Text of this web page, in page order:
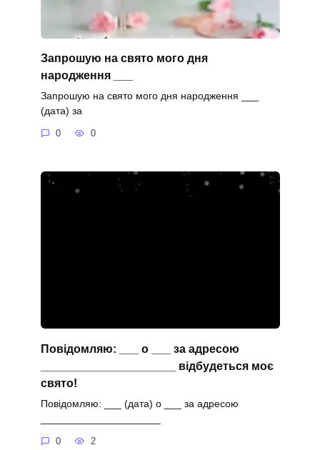
Запрошую на свято мого дня
народження ___
Запрошую на свято мого дня народження ___
(дата) за
0 0
Повідомляю: ___ о ___ за адресою
_____________________ відбудеться моє
свято!
Повідомляю: ___ (дата) о ___ за адресою
0 2